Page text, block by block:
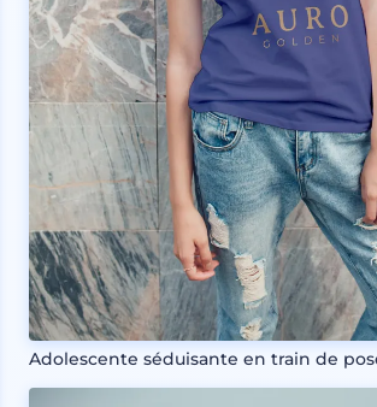
Adolescente séduisante en train de